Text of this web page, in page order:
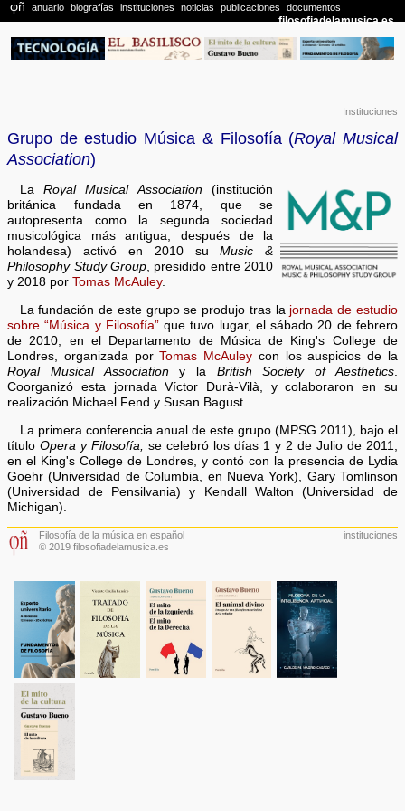
Instituciones
Grupo de estudio Música & Filosofía (Royal Musical
Association)
LaRoyal Musical Association(institución
británica fundada en 1874, que se
autopresenta como la segunda sociedad
musicológica más antigua, después de la
holandesa) activó en 2010 suMusic &
Philosophy Study Group, presidido entre 2010
y 2018 porTomas McAuley.
La fundación de este grupo se produjo tras la jornada de estudio
sobre “Música y Filosofía”que tuvo lugar, el sábado 20 de febrero
de 2010, en el Departamento de Música de King's College de
Londres, organizada porTomas McAuley con los auspicios de la
Royal Musical Associationy la British Society of Aesthetics.
Coorganizó esta jornada Víctor Durà-Vilà, y colaboraron en su
realización Michael Fend y Susan Bagust.
La primera conferencia anual de este grupo (MPSG 2011), bajo el
títuloOpera y Filosofía,
se celebró los días 1 y 2 de Julio de 2011,
en el King's College de Londres, y contó con la presencia de Lydia
Goehr (Universidad de Columbia, en Nueva York), Gary Tomlinson
(Universidad de Pensilvania) y Kendall Walton (Universidad de
Michigan).
Filosofía de la música en español
© 2019 filosofiadelamusica.es
instituciones